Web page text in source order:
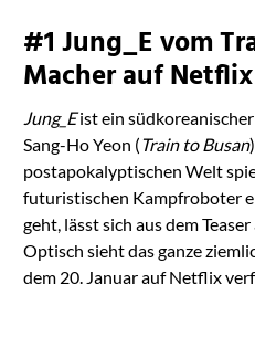
#1 Jung_E vom
Macher auf Netflix
Jung_Eist ein
Sang-Ho Yeon (Train to Busan
postapokalyptischen Welt
futuristischen Kampfroboter
geht, lässt sich aus dem
Optisch sieht das ganze
dem 20. Januar auf Netflix